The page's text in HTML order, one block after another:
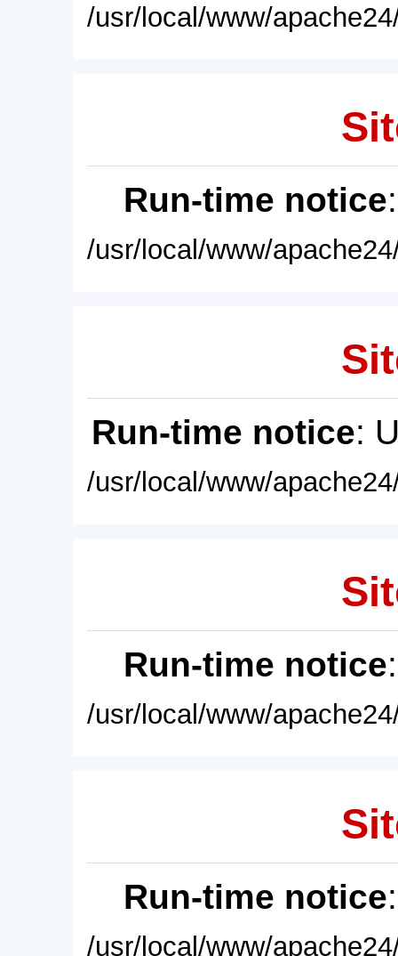
/usr/local/www/
Run-time notice
/usr/local/www/
Run-time notice:
/usr/local/www/
Run-time notice
/usr/local/www/
Run-time notice
/usr/local/www/